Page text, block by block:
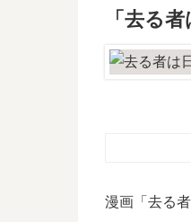
「去る
漫画「去る